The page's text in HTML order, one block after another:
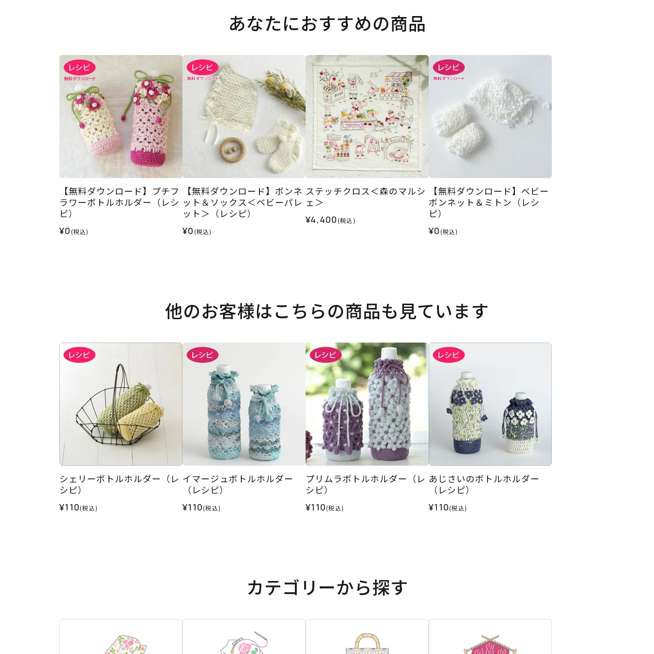
あなたにおすすめの商品
【無料ダウンロード】プチフ
ラワーボトルホルダー（レシ
ピ）
¥0(税込)
【無料ダウンロード】ボンネ
ット＆ソックス＜ベビーパレ
ット＞（レシピ）
¥0(税込)
ステッチクロス＜森のマルシ
ェ＞
¥4,400(税込)
【無料ダウンロード】ベビー
ボンネット＆ミトン（レシ
ピ）
¥0(税込)
他のお客様はこちらの商品も見ています
シェリーボトルホルダー（レ
シピ）
¥110(税込)
イマージュボトルホルダー
（レシピ）
¥110(税込)
プリムラボトルホルダー（レ
シピ）
¥110(税込)
あじさいのボトルホルダー
（レシピ）
¥110(税込)
カテゴリーから探す